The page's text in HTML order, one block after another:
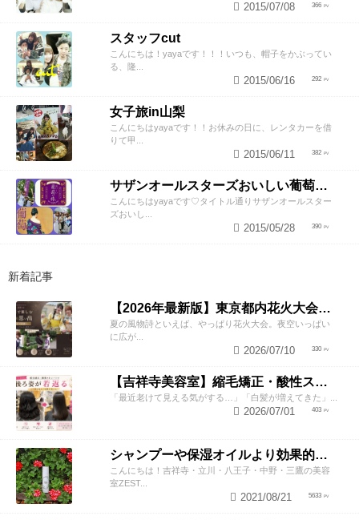
366
2015/07/08
スタッフcut
こんにちは！yayaです！！！いつも、帽子をかぶってい
る、隆...
292
2015/06/16
女子旅in山梨
こんにちはyayaです！！お休みの日に、レンタカーを借
りて甲...
382
2015/06/11
サザンオールスターズおいしい葡萄の旅
こんにちはyayaです♡タイトル通りサザンオールスター
ズおいし...
390
2015/05/28
新着記事
【2026年最新版】東京都内花火大会まとめ｜浴衣着付け・ヘアセットならZESTへ
夏の風物詩といえば、やっぱり花火大会。夜空いっぱい
に広が...
330
2026/07/10
【吉祥寺美容室】縮毛矯正・酸性ストレートで若返り！後ろ姿が変わると見た目年齢も変わる？
「最近老けて見える気がする…」「白髪が増えてきた」...
403
2026/07/01
シャンプーや保湿オイルより効果的！？美容師が教える頭皮の臭い＆乾燥ケアとは
こんにちは！吉祥寺・立川・八王子・中野・三鷹の美容
室ZEST...
5633
2021/08/21